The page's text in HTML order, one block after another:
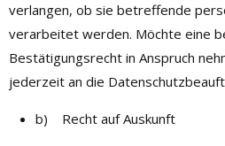
verlangen, ob sie betreffende
verarbeitet werden. Möchte eine
Bestätigungsrecht in Anspruch
jederzeit an die
b) Recht auf Auskunft